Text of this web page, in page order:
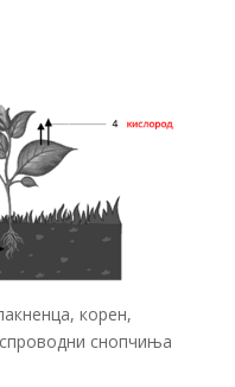
корен,
снопчиња